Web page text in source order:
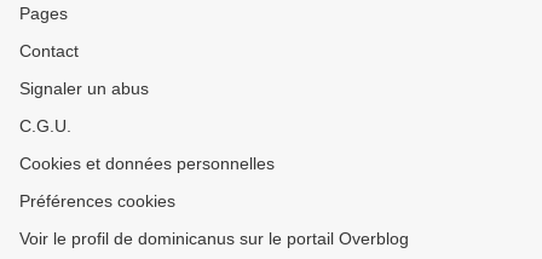
Pages
Contact
Signaler un abus
C.G.U.
Cookies et données personnelles
Préférences cookies
Voir le profil de dominicanus sur le portail Overblog